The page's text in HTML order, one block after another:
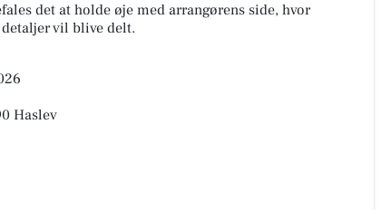
det at holde øje med arrangørens side, hvor
vil blive delt.
Haslev